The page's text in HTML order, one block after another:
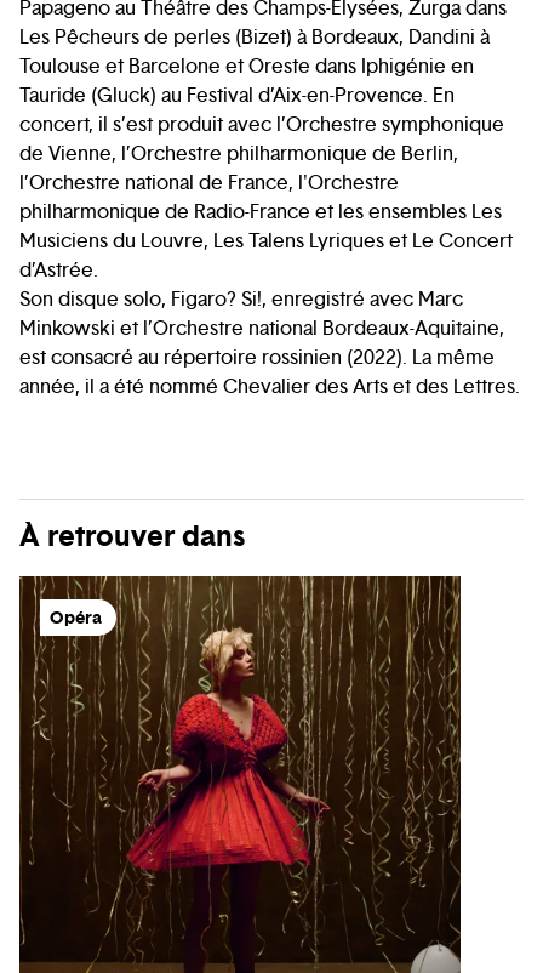
Papageno au Théâtre des Champs-Élysées, Zurga dans
Les Pêcheurs de perles (Bizet) à Bordeaux, Dandini à
Toulouse et Barcelone et Oreste dans Iphigénie en
Tauride (Gluck) au Festival d’Aix-en-Provence. En
concert, il s’est produit avec l’Orchestre symphonique
de Vienne, l’Orchestre philharmonique de Berlin,
l’Orchestre national de France, l'Orchestre
philharmonique de Radio-France et les ensembles Les
Musiciens du Louvre, Les Talens Lyriques et Le Concert
d’Astrée.
Son disque solo, Figaro? Si!, enregistré avec Marc
Minkowski et l’Orchestre national Bordeaux-Aquitaine,
est consacré au répertoire rossinien (2022). La même
année, il a été nommé Chevalier des Arts et des Lettres.
À retrouver dans
Opéra